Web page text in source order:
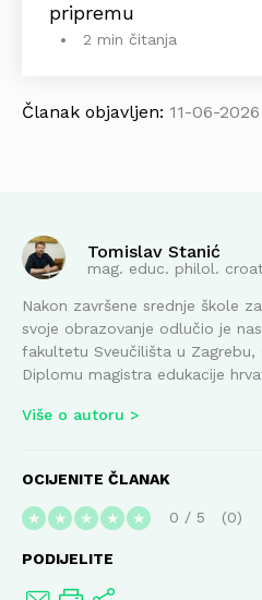
pripremu
2 min čitanja
Članak objavljen: 11-06-2026
Tomislav Stanić
mag. educ. philol.
Nakon završene srednje škole
svoje obrazovanje odlučio je
fakultetu Sveučilišta u
Diplomu magistra edukacije
Više o autoru
OCIJENITE ČLANAK
★ ★ ★ ★ ★ 0 / 5 0
PODIJELITE